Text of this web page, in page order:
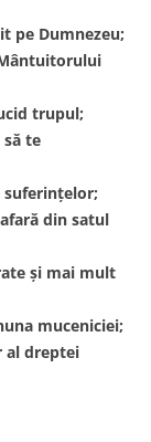
pe Dumnezeu;
trupul;
te
suferințelor;
din satul
și mai mult
muceniciei;
al dreptei